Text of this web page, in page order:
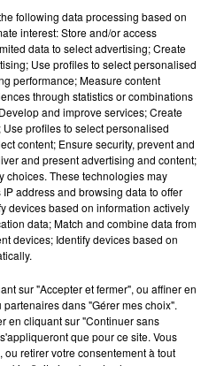
F)
au recrutement pour l'un de
F :
diverses compétences et votre
suivantes :
zone de chantier
terrasses, ...)
éléments d'ouvrage prévus
aération, ...)
following data processing based on
interest: Store and/or access
data to select advertising; Create
Use profiles to select personalised
performance; Measure content
through statistics or combinations
and improve services; Create
profiles to select personalised
content; Ensure security, prevent and
and present advertising and content;
choices. These technologies may
address and browsing data to offer
devices based on information actively
data; Match and combine data from
devices; Identify devices based on
sur "Accepter et fermer", ou affiner en
dans "Gérer mes choix".
en cliquant sur "Continuer sans
que pour ce site. Vous
retirer votre consentement à tout